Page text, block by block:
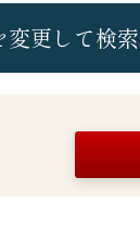
変更して検索